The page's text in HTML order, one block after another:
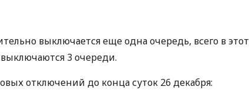
выключается еще одна очередь, всего в этот
3 очереди.
отключений до конца суток 26 декабря: